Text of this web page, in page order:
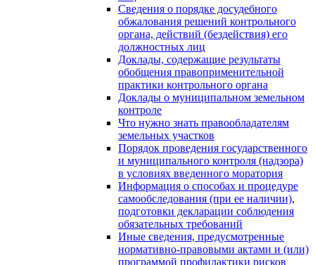
Сведения о порядке досудебного
обжалования решений контрольного
органа, действий (бездействия) его
должностных лиц
Доклады, содержащие результаты
обобщения правоприменительной
практики контрольного органа
Доклады о муниципальном земельном
контроле
Что нужно знать правообладателям
земельных участков
Порядок проведения государственного
и муниципального контроля (надзора)
в условиях введенного моратория
Информация о способах и процедуре
самообследования (при ее наличии),
подготовки декларации соблюдения
обязательных требований
Иные сведения, предусмотренные
нормативно-правовыми актами и (или)
программой профилактики рисков